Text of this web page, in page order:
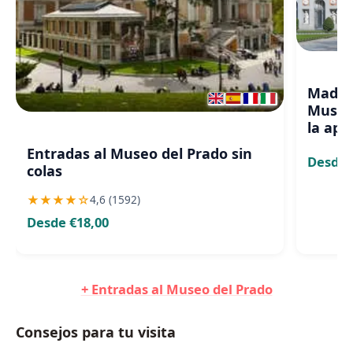
Entradas al Museo del Prado sin
colas
★★★★☆4,6 (1592)
Desde €18,00
la
Desde
+ Entradas al Museo del Prado
Consejos para tu visita